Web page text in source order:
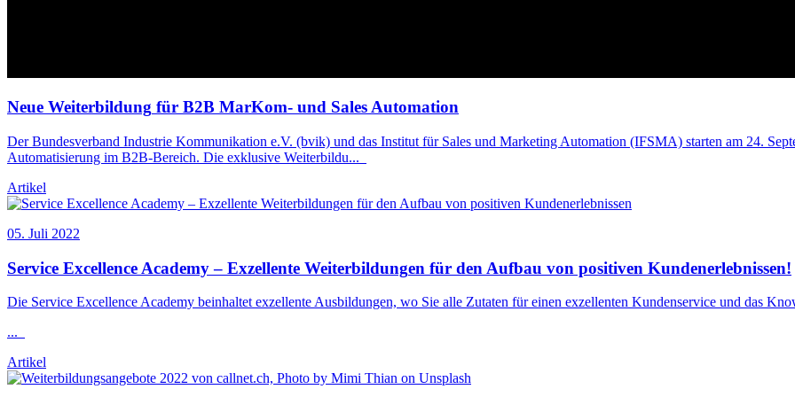
Neue Weiterbildung für B2B MarKom- und Sales Automation
Der Bundesverband Industrie Kommunikation e.V. (bvik) und das Institut für Sales und Marketing Automation (IFSMA) starten am 24.
Automatisierung im B2B-Bereich. Die exklusive Weiterbildu...
Artikel
05. Juli 2022
Service Excellence Academy – Exzellente Weiterbildungen für den Aufbau von positiven Kundenerlebnissen!
Die Service Excellence Academy beinhaltet exzellente Ausbildungen, wo Sie alle Zutaten für einen exzellenten Kundenservice und das
...
Artikel